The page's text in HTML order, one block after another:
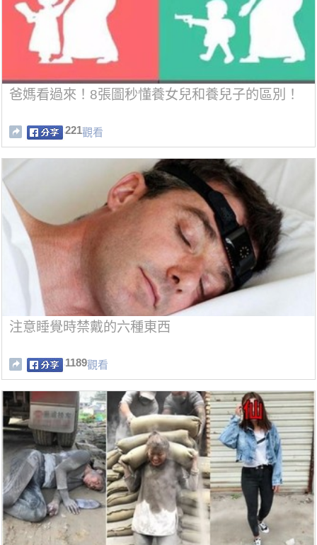
爸媽看過來！8張圖秒懂養女兒和養兒子的區別！
221觀看
注意睡覺時禁戴的六種東西
1189觀看